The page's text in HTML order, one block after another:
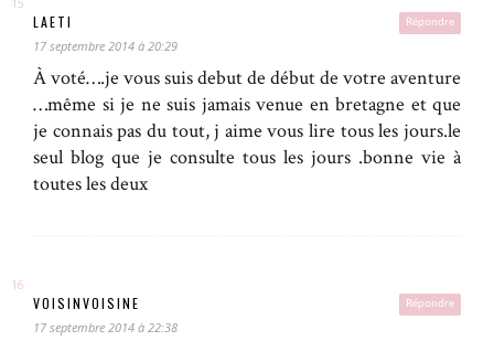
Répondre
LAETI
17 septembre 2014 à 20:29
À voté….je vous suis debut de début de votre aventure
…même si je ne suis jamais venue en bretagne et que
je connais pas du tout, j aime vous lire tous les jours.le
seul blog que je consulte tous les jours .bonne vie à
toutes les deux
Répondre
VOISINVOISINE
17 septembre 2014 à 22:38